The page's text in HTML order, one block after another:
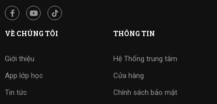
VỀ CHÚNG TÔI
Giới thiệu
App lớp học
Tin tức
THÔNG TIN
Hệ Thống trung tâm
Cửa hàng
Chính sách bảo mật